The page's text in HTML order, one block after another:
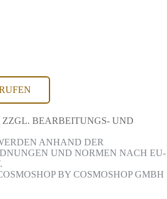
ZZGL. BEARBEITUNGS- UND
ANHAND DER
UND NORMEN NACH EU-
BY COSMOSHOP GMBH